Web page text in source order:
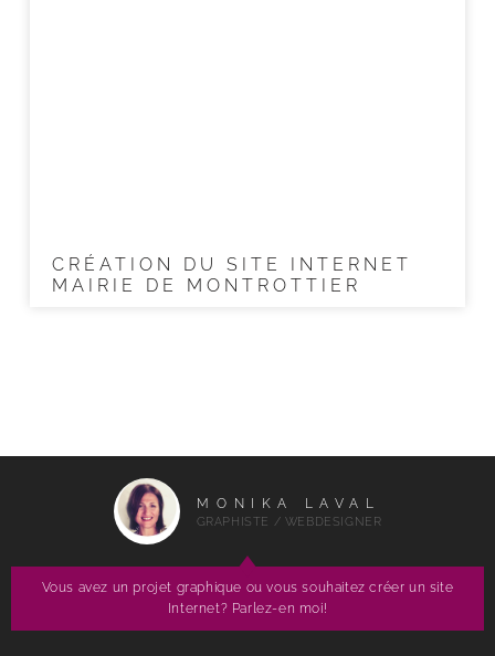
CRÉATION DU SITE INTERNET
MAIRIE DE MONTROTTIER
Vous avez un projet graphique ou vous souhaitez créer un site
Internet? Parlez-en moi!
MONIKA LAVAL
GRAPHISTE / WEBDESIGNER